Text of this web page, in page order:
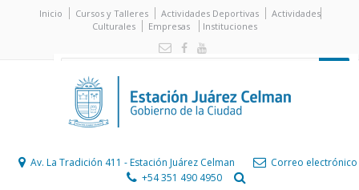
Inicio Cursos y Talleres Actividades Deportivas
Actividades
Culturales
Empresas Instituciones
Av. La Tradición 411 - Estación Juárez Celman
Correo electrónico
+54 351 490 4950